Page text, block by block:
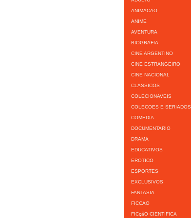
ANIMACAO
ANIME
AVENTURA
BIOGRAFIA
CINE ARGENTINO
CINE ESTRANGEIRO
CINE NACIONAL
CLASSICOS
COLECIONAVEIS
COLECOES E SERIADOS
COMEDIA
DOCUMENTARIO
DRAMA
EDUCATIVOS
EROTICO
ESPORTES
EXCLUSIVOS
FANTASIA
FICCAO
FICçãO CIENTíFICA